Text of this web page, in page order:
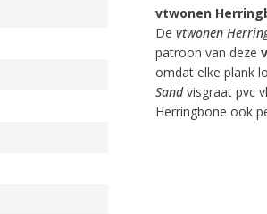
vtwonen
Devtwonen
patroon van deze
omdat elke plank
Sandvisgraat pvc
Herringbone ook